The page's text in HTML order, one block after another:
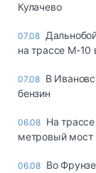
Кулачево
07.08
на трассе М-10
07.08 В
бензин
06.08 На
метровый мост
06.08 Во